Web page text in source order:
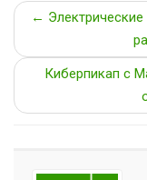
← Электрические
Киберпикап с